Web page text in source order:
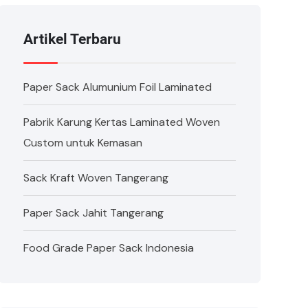
Artikel Terbaru
Paper Sack Alumunium Foil Laminated
Pabrik Karung Kertas Laminated Woven
Custom untuk Kemasan
Sack Kraft Woven Tangerang
Paper Sack Jahit Tangerang
Food Grade Paper Sack Indonesia